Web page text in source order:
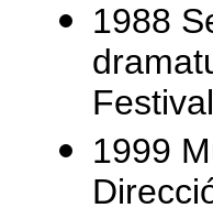
1988
1999